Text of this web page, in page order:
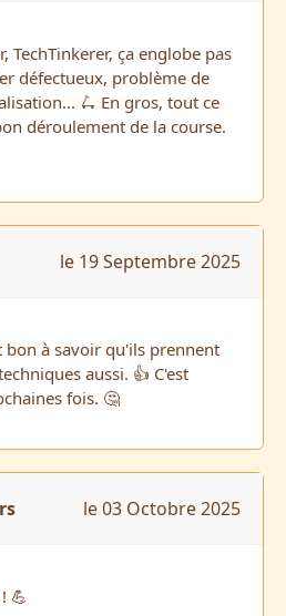
TechTinkerer, ça englobe pas
défectueux, problème de
🛴 En gros, tout ce
déroulement de la course.
le 19 Septembre 2025
bon à savoir qu'ils prennent
aussi. 👍 C'est
fois. 🤔
le 03 Octobre 2025
💪